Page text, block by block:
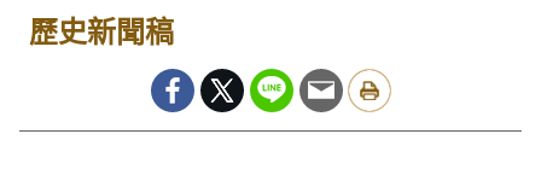
歷史新聞稿